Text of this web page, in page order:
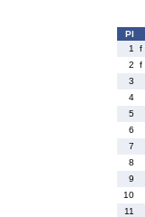
Pl
1
f
2
f
3
4
5
6
7
8
9
10
11